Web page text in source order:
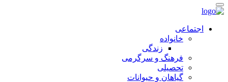
اجتماعی
خانواده
زندگی
فرهنگ و سرگرمی
تحصیلی
گیاهان و حیوانات